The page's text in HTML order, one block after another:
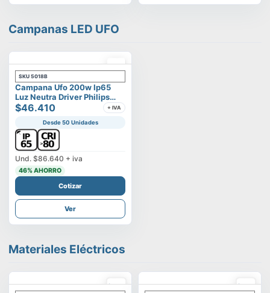
Campanas LED UFO
SKU 5018B
Campana Ufo 200w Ip65
Luz Neutra Driver Philips
Modelo Eltanin
$46.410 + IVA
Desde 50 Unidades
Und. $86.640 + iva
46% AHORRO
Cotizar
Ver
Materiales Eléctricos